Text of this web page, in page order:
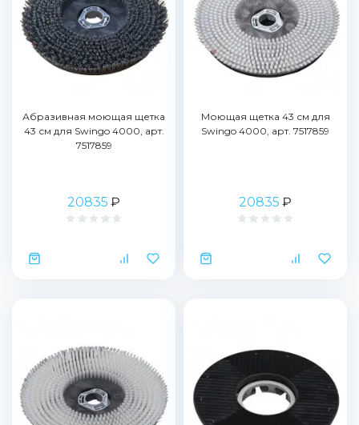
Абразивная моющая щетка
43 см для Swingo 4000, арт.
7517859
20835 ₽
Моющая щетка 43 см для
Swingo 4000, арт. 7517859
20835 ₽